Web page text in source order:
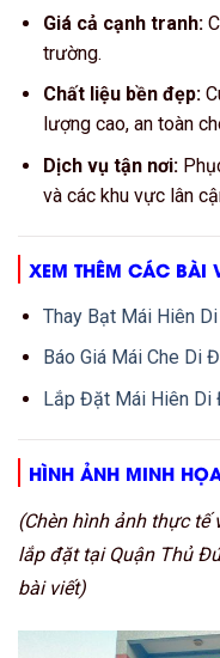
Giá cả cạnh tranh:
trường.
Chất liệu bền đẹp:
lượng cao, an toàn
Dịch vụ tận nơi:
và các khu vực lân
XEM THÊM CÁC BÀI
Thay Bạt Mái Hiên
Báo Giá Mái Che Di
Lắp Đặt Mái Hiên Di
HÌNH ẢNH MINH
(Chèn hình ảnh thực tế
lắp đặt tại Quận Thủ
bài viết)